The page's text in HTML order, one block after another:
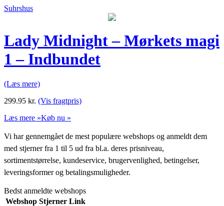
Suhrshus
Lady Midnight – Mørkets magi
1 – Indbundet
(Læs mere)
299.95 kr. (Vis fragtpris)
Læs mere »Køb nu »
Vi har gennemgået de mest populære webshops og anmeldt dem
med stjerner fra 1 til 5 ud fra bl.a. deres prisniveau,
sortimentstørrelse, kundeservice, brugervenlighed, betingelser,
leveringsformer og betalingsmuligheder.
Bedst anmeldte webshops
Webshop Stjerner Link